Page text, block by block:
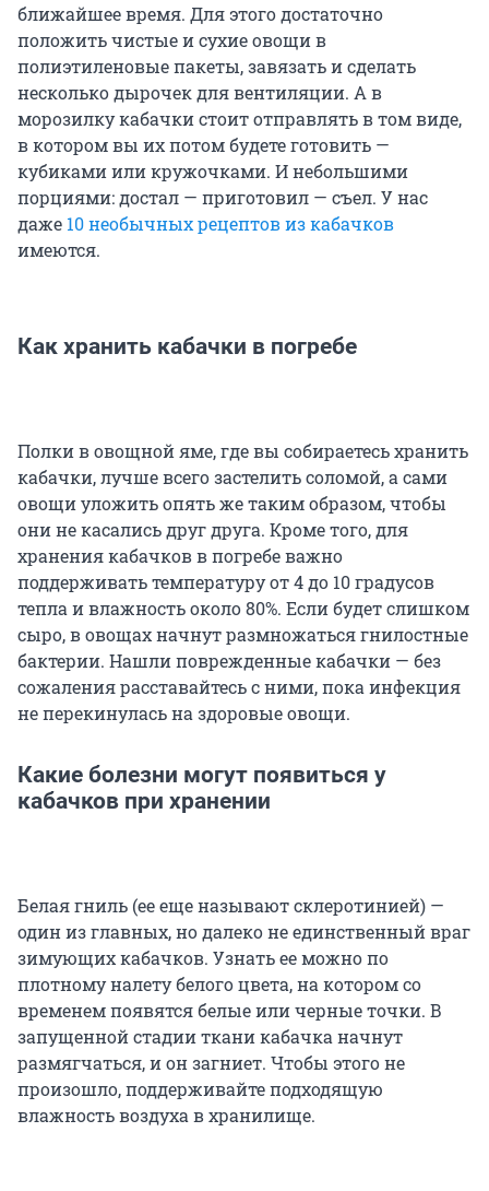
ближайшее время. Для этого достаточно
положить чистые и сухие овощи в
полиэтиленовые пакеты, завязать и сделать
несколько дырочек для вентиляции. А в
морозилку кабачки стоит отправлять в том виде,
в котором вы их потом будете готовить —
кубиками или кружочками. И небольшими
порциями: достал — приготовил — съел. У нас
даже 10 необычных рецептов из кабачков
имеются.
Как хранить кабачки в погребе
Полки в овощной яме, где вы собираетесь хранить
кабачки, лучше всего застелить соломой, а сами
овощи уложить опять же таким образом, чтобы
они не касались друг друга. Кроме того, для
хранения кабачков в погребе важно
поддерживать температуру от 4 до 10 градусов
тепла и влажность около 80%. Если будет слишком
сыро, в овощах начнут размножаться гнилостные
бактерии. Нашли поврежденные кабачки — без
сожаления расставайтесь с ними, пока инфекция
не перекинулась на здоровые овощи.
Какие болезни могут появиться у
кабачков при хранении
Белая гниль (ее еще называют склеротинией) —
один из главных, но далеко не единственный враг
зимующих кабачков. Узнать ее можно по
плотному налету белого цвета, на котором со
временем появятся белые или черные точки. В
запущенной стадии ткани кабачка начнут
размягчаться, и он загниет. Чтобы этого не
произошло, поддерживайте подходящую
влажность воздуха в хранилище.